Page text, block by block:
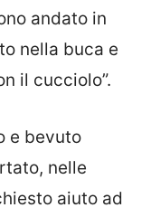
andato in
nella buca e
il cucciolo”.
e bevuto
nelle
aiuto ad